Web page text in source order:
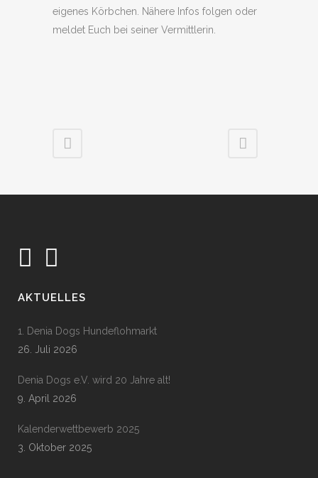
eigenes Körbchen. Nähere Infos folgen oder
meldet Euch bei seiner Vermittlerin.
AKTUELLES
1. Denia Dogs Hundeflohmarkt
26. Juli 2026
Denia Dogs e.V. wird 20 Jahre alt!
9. April 2026
Kalenderwettbewerb 2025
3. Oktober 2025